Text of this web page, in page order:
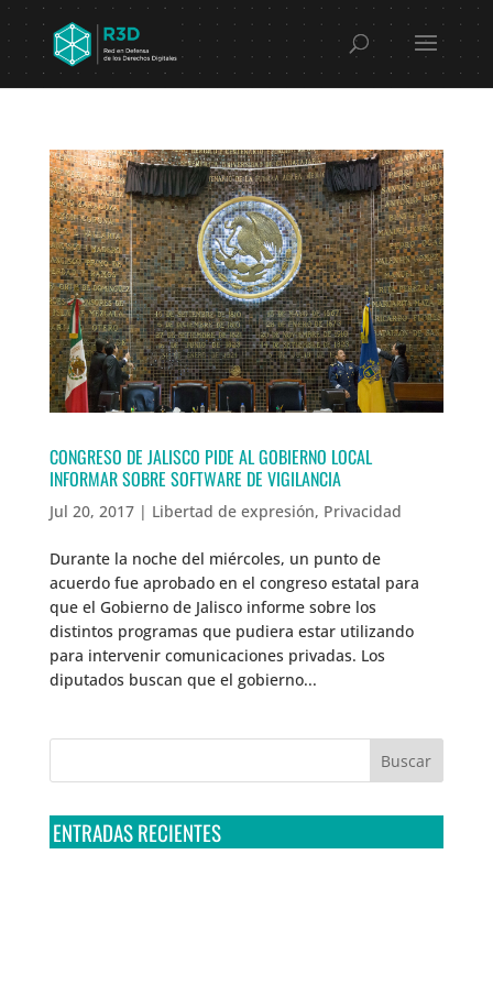
CONGRESO DE JALISCO PIDE AL GOBIERNO LOCAL
INFORMAR SOBRE SOFTWARE DE VIGILANCIA
Jul 20, 2017| Libertad de expresión, Privacidad
Durante la noche del miércoles, un punto de
acuerdo fue aprobado en el congreso estatal para
que el Gobierno de Jalisco informe sobre los
distintos programas que pudiera estar utilizando
para intervenir comunicaciones privadas. Los
diputados buscan que el gobierno...
ENTRADAS RECIENTES